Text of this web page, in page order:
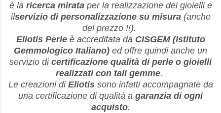
è la ricerca mirataper la realizzazione dei gioielli e
ilservizio di personalizzazione su misura(anche
del prezzo !!).
Eliotis Perle è accreditata da CISGEM (Istituto
Gemmologico Italiano) ed offre quindi anche un
servizio di certificazione qualità di perle o gioielli
realizzati con tali gemme.
Le creazioni di Eliotissono infatti accompagnate da
una certificazione di qualità a garanzia di ogni
acquisto.